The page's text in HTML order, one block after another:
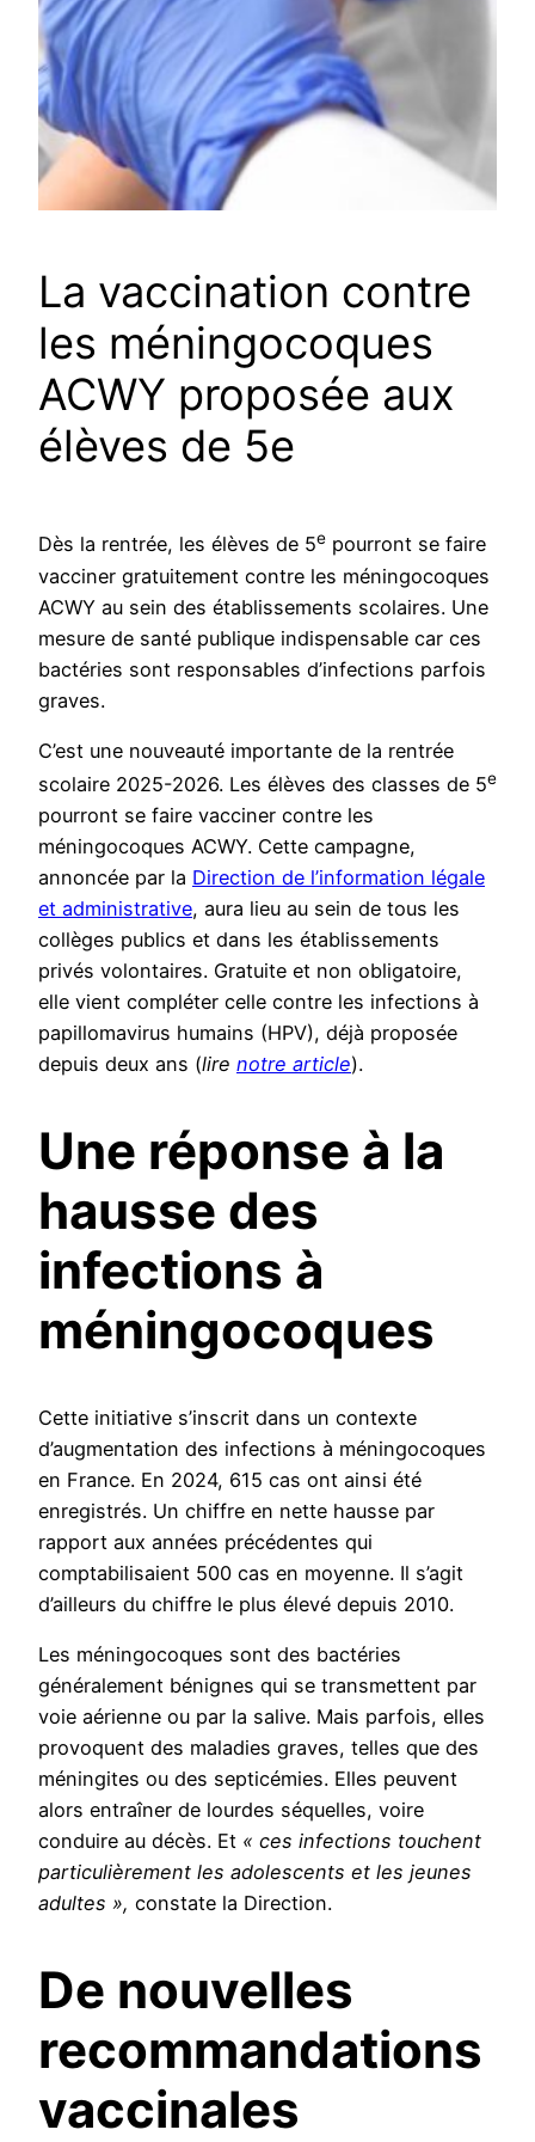
La vaccination contre
les méningocoques
ACWY proposée aux
élèves de 5e
Dès la rentrée, les élèves de 5e pourront se faire
vacciner gratuitement contre les méningocoques
ACWY au sein des établissements scolaires. Une
mesure de santé publique indispensable car ces
bactéries sont responsables d’infections parfois
graves.
C’est une nouveauté importante de la rentrée
scolaire 2025-2026. Les élèves des classes de 5e
pourront se faire vacciner contre les
méningocoques ACWY. Cette campagne,
annoncée par la Direction de l’information légale
et administrative, aura lieu au sein de tous les
collèges publics et dans les établissements
privés volontaires. Gratuite et non obligatoire,
elle vient compléter celle contre les infections à
papillomavirus humains (HPV), déjà proposée
depuis deux ans (lire notre article).
Une réponse à la
hausse des
infections à
méningocoques
Cette initiative s’inscrit dans un contexte
d’augmentation des infections à méningocoques
en France. En 2024, 615 cas ont ainsi été
enregistrés. Un chiffre en nette hausse par
rapport aux années précédentes qui
comptabilisaient 500 cas en moyenne. Il s’agit
d’ailleurs du chiffre le plus élevé depuis 2010.
Les méningocoques sont des bactéries
généralement bénignes qui se transmettent par
voie aérienne ou par la salive. Mais parfois, elles
provoquent des maladies graves, telles que des
méningites ou des septicémies. Elles peuvent
alors entraîner de lourdes séquelles, voire
conduire au décès. Et « ces infections touchent
particulièrement les adolescents et les jeunes
adultes », constate la Direction.
De nouvelles
recommandations
vaccinales